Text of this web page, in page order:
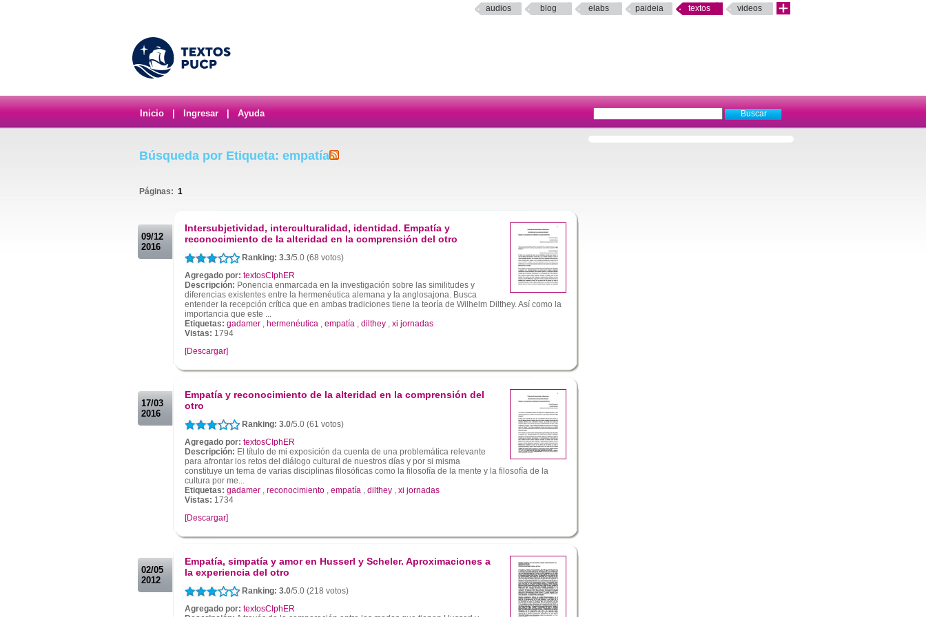
audios blog elabs paideia textos videos
Inicio Ingresar Ayuda
Búsqueda por Etiqueta: empatía
Páginas: 1
09/12
2016
Intersubjetividad, interculturalidad, identidad. Empatía y
reconocimiento de la alteridad en la comprensión del otro
Ranking: 3.3/5.0 (68 votos)
Agregado por: textosCIphER
Descripción: Ponencia enmarcada en la investigación sobre las similitudes y
diferencias existentes entre la hermenéutica alemana y la anglosajona. Busca
entender la recepción crítica que en ambas tradiciones tiene la teoría de Wilhelm Dilthey. Así como la
importancia que este ...
Etiquetas: gadamer , hermenéutica , empatía , dilthey , xi jornadas
Vistas: 1794
[Descargar]
17/03
2016
Empatía y reconocimiento de la alteridad en la comprensión del
otro
Ranking: 3.0/5.0 (61 votos)
Agregado por: textosCIphER
Descripción: El título de mi exposición da cuenta de una problemática relevante
para afrontar los retos del diálogo cultural de nuestros días y por si misma
constituye un tema de varias disciplinas filosóficas como la filosofía de la mente y la filosofía de la
cultura por me...
Etiquetas: gadamer , reconocimiento , empatía , dilthey , xi jornadas
Vistas: 1734
[Descargar]
02/05
2012
Empatía, simpatía y amor en Husserl y Scheler. Aproximaciones a
la experiencia del otro
Ranking: 3.0/5.0 (218 votos)
Agregado por: textosCIphER